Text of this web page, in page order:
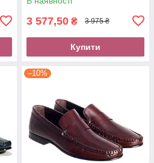
3 577,50 ₴ 3 975 ₴
Купити
–10%